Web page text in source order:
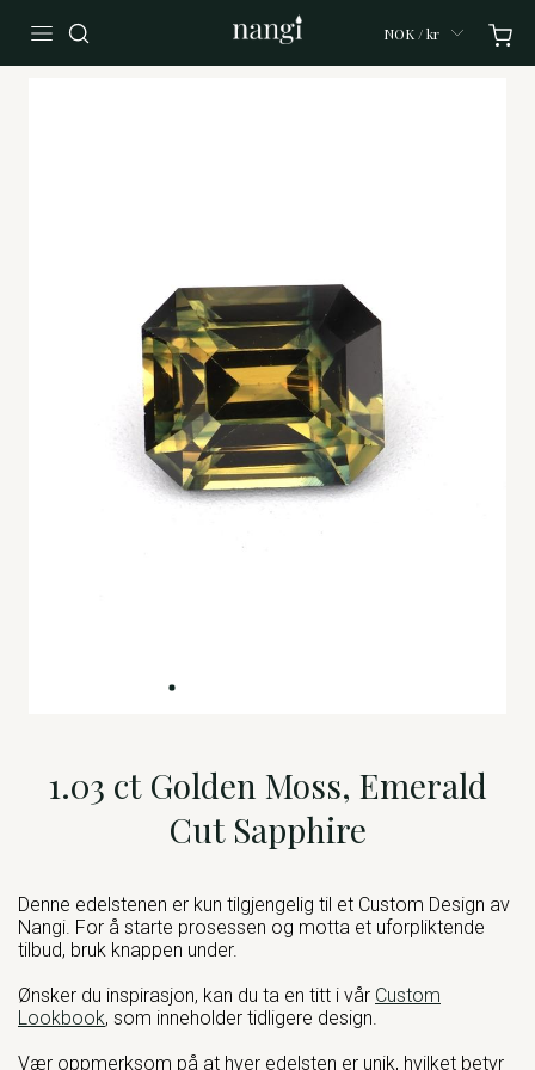
NOK / kr
1.03 ct Golden Moss, Emerald
Cut Sapphire
Denne edelstenen er kun tilgjengelig til et Custom Design av
Nangi. For å starte prosessen og motta et uforpliktende
tilbud, bruk knappen under.
Ønsker du inspirasjon, kan du ta en titt i vår Custom
Lookbook, som inneholder tidligere design.
Vær oppmerksom på at hver edelsten er unik, hvilket betyr